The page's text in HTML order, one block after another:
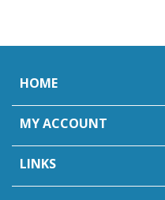
HOME
MY ACCOUNT
LINKS